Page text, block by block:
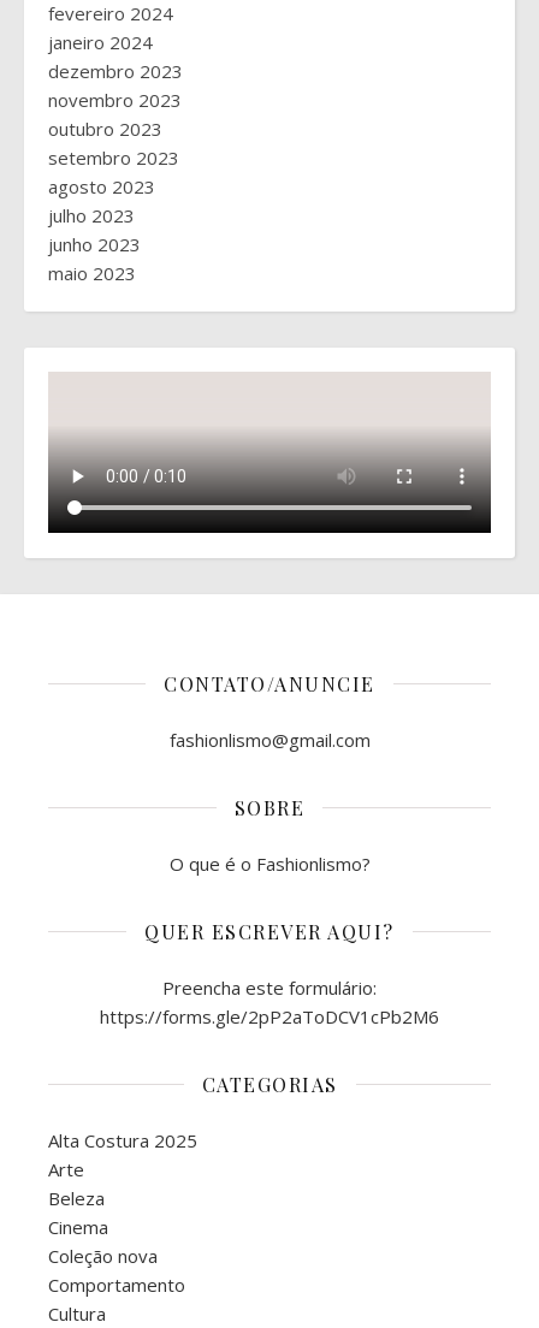
fevereiro 2024
janeiro 2024
dezembro 2023
novembro 2023
outubro 2023
setembro 2023
agosto 2023
julho 2023
junho 2023
maio 2023
CONTATO/ANUNCIE
fashionlismo@gmail.com
SOBRE
O que é o Fashionlismo?
QUER ESCREVER AQUI?
Preencha este formulário:
https://forms.gle/2pP2aToDCV1cPb2M6
CATEGORIAS
Alta Costura 2025
Arte
Beleza
Cinema
Coleção nova
Comportamento
Cultura